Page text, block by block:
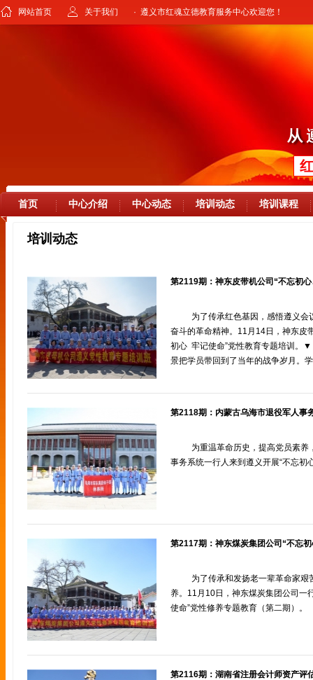
网站首页 关于我们 · 遵义市红魂立德教育服务中心欢迎您！
首页 中心介绍 中心动态 培训动态 培训课程
培训动态
为了传承红色基因，感悟遵义
奋斗的革命精神。11月14日，神东皮
初心 牢记使命”党性教育专题培训
景把学员带回到了当年的战争岁月。
为重温革命历史，提高党员素
事务系统一行人来到遵义开展“不忘初
为了传承和发扬老一辈革命家
养。11月10日，神东煤炭集团公司一
使命”党性修养专题教育（第二期）。
第2116期：湖南省注册会计师资产评